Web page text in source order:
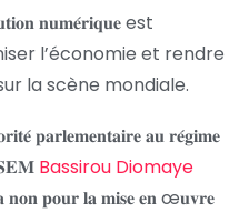
𝐧𝐮𝐦𝐞́𝐫𝐢𝐪𝐮𝐞 est
l’économie et rendre
la scène mondiale.
𝐩𝐚𝐫𝐥𝐞𝐦𝐞𝐧𝐭𝐚𝐢𝐫𝐞 𝐚𝐮 𝐫𝐞́𝐠𝐢𝐦𝐞
𝐒𝐄𝐌 Bassirou Diomaye
𝐧𝐨𝐧 𝐩𝐨𝐮𝐫 𝐥𝐚 𝐦𝐢𝐬𝐞 𝐞𝐧 œ𝐮𝐯𝐫𝐞